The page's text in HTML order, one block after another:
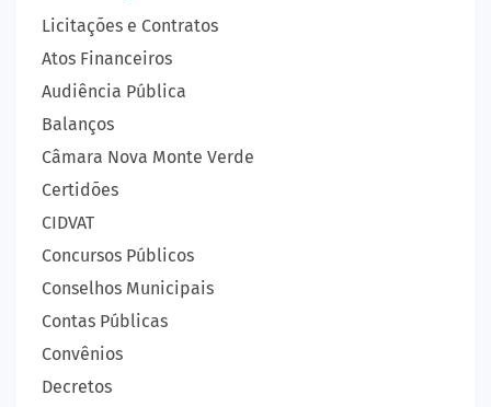
Licitações e Contratos
Atos Financeiros
Audiência Pública
Balanços
Câmara Nova Monte Verde
Certidões
CIDVAT
Concursos Públicos
Conselhos Municipais
Contas Públicas
Convênios
Decretos